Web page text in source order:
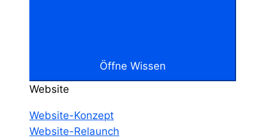
Öffne Wissen
Website
Website-Konzept
Website-Relaunch